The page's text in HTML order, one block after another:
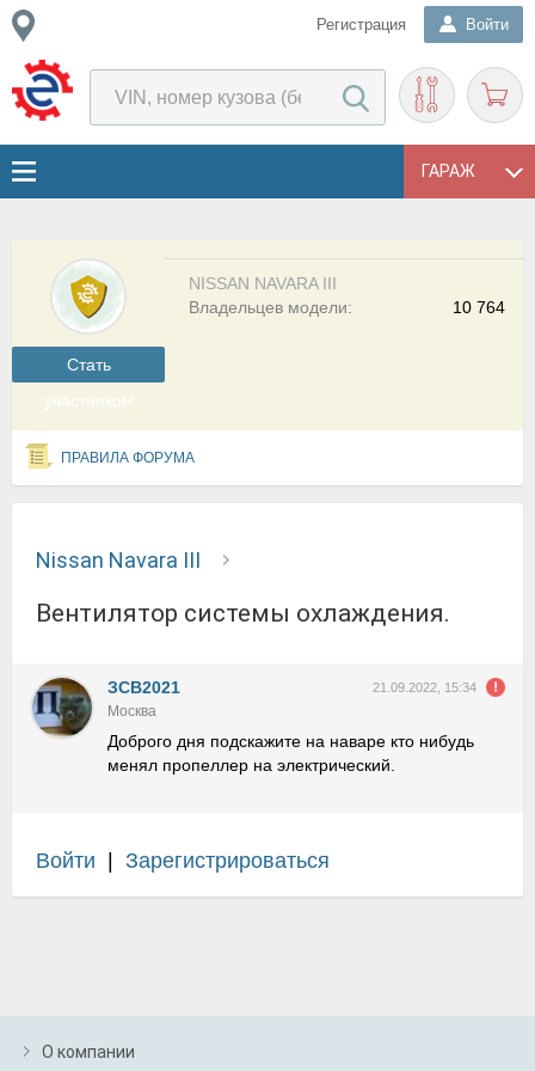
Регистрация Войти
ГАРАЖ
Cтать
участником
NISSAN NAVARA III
10 764
Владельцев модели:
ПРАВИЛА ФОРУМА
Nissan Navara III
Вентилятор системы охлаждения.
ЗСВ2021 21.09.2022, 15:34
Москва
Доброго дня подскажите на наваре кто нибудь
менял пропеллер на электрический.
Войти Зарегистрироваться
О компании